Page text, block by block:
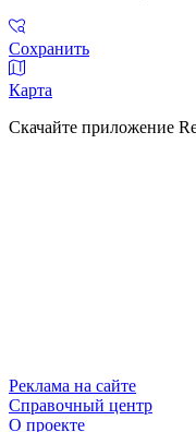
Сохранить
Карта
Скачайте приложение
Реклама на сайте
Справочный центр
О проекте